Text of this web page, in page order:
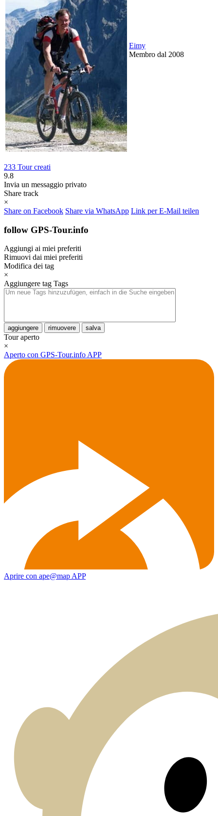
Eimy
Membro dal 2008
233 Tour creati
9.8
Invia un messaggio privato
Share track
×
Share on Facebook Share via WhatsApp Link per E-Mail teilen
follow GPS-Tour.info
Aggiungi ai miei preferiti
Rimuovi dai miei preferiti
Modifica dei tag
×
Aggiungere tag Tags
aggiungere rimuovere salva
Tour aperto
×
Aperto con GPS-Tour.info APP
Aprire con ape@map APP